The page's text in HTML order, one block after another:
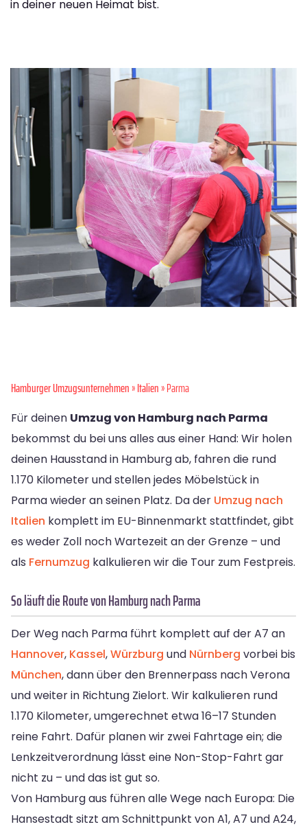
in deiner neuen Heimat bist.
Hamburger Umzugsunternehmen»Italien» Parma
Für deinen Umzug von Hamburg nach Parma
bekommst du bei uns alles aus einer Hand: Wir holen
deinen Hausstand in Hamburg ab, fahren die rund
1.170 Kilometer und stellen jedes Möbelstück in
Parma wieder an seinen Platz. Da der Umzug nach
Italien komplett im EU-Binnenmarkt stattfindet, gibt
es weder Zoll noch Wartezeit an der Grenze – und
als Fernumzug kalkulieren wir die Tour zum Festpreis.
So läuft die Route von Hamburg nach Parma
Der Weg nach Parma führt komplett auf der A7 an
Hannover, Kassel,Würzburg und Nürnberg vorbei bis
München, dann über den Brennerpass nach Verona
und weiter in Richtung Zielort. Wir kalkulieren rund
1.170 Kilometer, umgerechnet etwa 16–17 Stunden
reine Fahrt. Dafür planen wir zwei Fahrtage ein; die
Lenkzeitverordnung lässt eine Non-Stop-Fahrt gar
nicht zu – und das ist gut so.
Von Hamburg aus führen alle Wege nach Europa: Die
Hansestadt sitzt am Schnittpunkt von A1, A7 und A24,